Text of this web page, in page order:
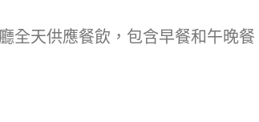
全天供應餐飲，包含早餐和午晚餐